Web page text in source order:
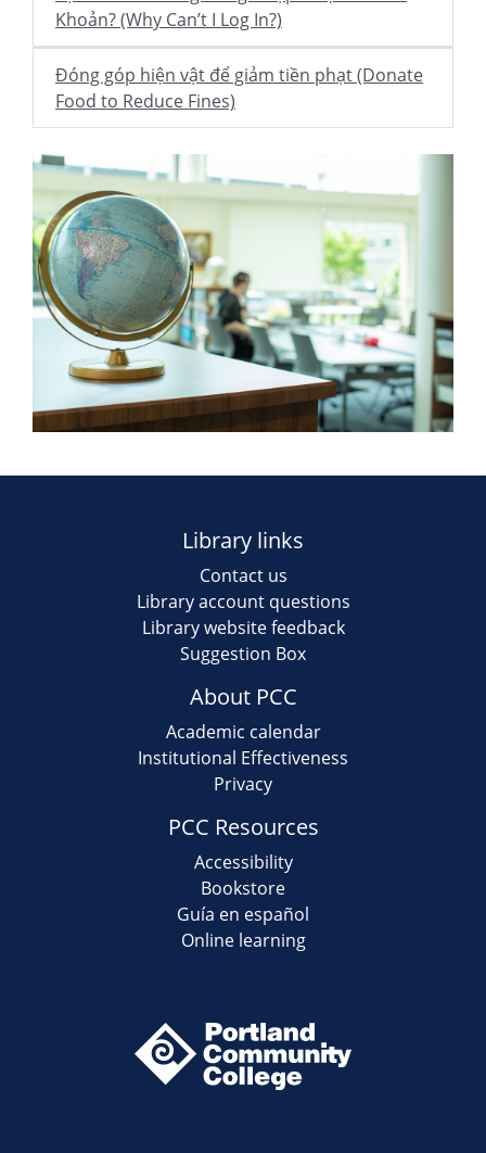
Khoản? (Why Can’t I Log In?)
Đóng góp hiện vật để giảm tiền phạt (Donate
Food to Reduce Fines)
Library links
Contact us
Library account questions
Library website feedback
Suggestion Box
About PCC
Academic calendar
Institutional Effectiveness
Privacy
PCC Resources
Accessibility
Bookstore
Guía en español
Online learning